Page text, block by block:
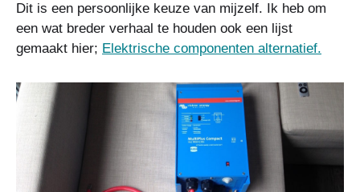
Dit is een persoonlijke keuze van mijzelf. Ik heb om
een wat breder verhaal te houden ook een lijst
gemaakt hier; Elektrische componenten alternatief.